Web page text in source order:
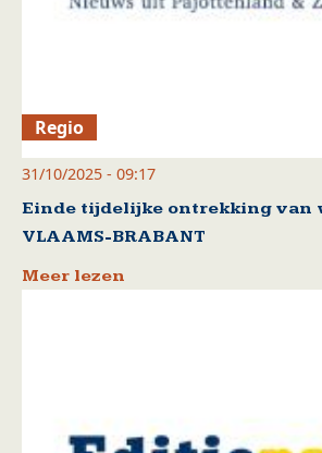
Regio
31/10/2025 - 09:17
Einde tijdelijke ontrekking van
VLAAMS-BRABANT
Meer lezen